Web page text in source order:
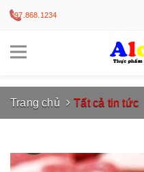
097.868.1234
Trang chủ Tất cả tin tức